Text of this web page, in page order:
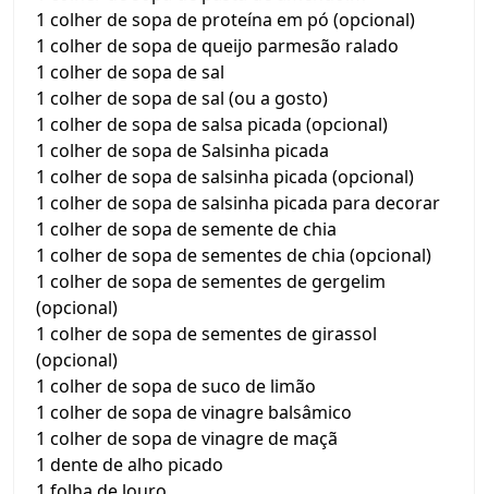
1 colher de sopa de proteína em pó (opcional)
1 colher de sopa de queijo parmesão ralado
1 colher de sopa de sal
1 colher de sopa de sal (ou a gosto)
1 colher de sopa de salsa picada (opcional)
1 colher de sopa de Salsinha picada
1 colher de sopa de salsinha picada (opcional)
1 colher de sopa de salsinha picada para decorar
1 colher de sopa de semente de chia
1 colher de sopa de sementes de chia (opcional)
1 colher de sopa de sementes de gergelim
(opcional)
1 colher de sopa de sementes de girassol
(opcional)
1 colher de sopa de suco de limão
1 colher de sopa de vinagre balsâmico
1 colher de sopa de vinagre de maçã
1 dente de alho picado